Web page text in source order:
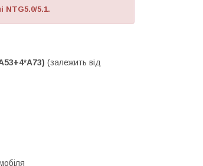
NTG5.0/5.1.
(залежить від